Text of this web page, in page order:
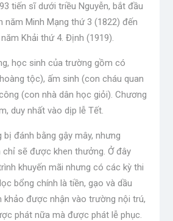
tiến sĩ dưới triều Nguyễn, bắt đầu
năm Minh Mạng thứ 3 (1822) đến
Khải thứ 4. Định (1919).
học sinh của trường gồm có
tộc), ấm sinh (con cháu quan
(con nhà dân học giỏi). Chương
duy nhất vào dịp lễ Tết.
đánh bằng gậy mây, nhưng
sẽ được khen thưởng. Ở đây
khuyến mãi nhưng có các kỳ thi
bổng chính là tiền, gạo và dầu
khảo được nhận vào trường nội trú,
phát nữa mà được phát lễ phục.